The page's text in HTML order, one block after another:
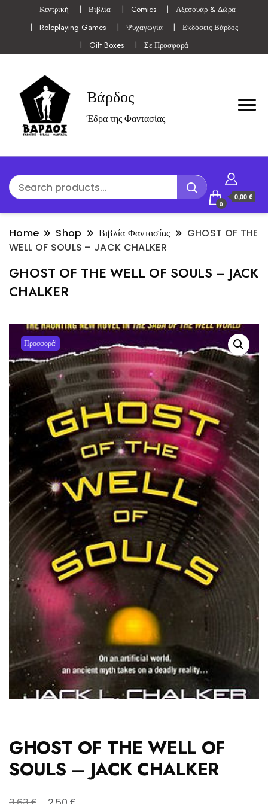
Κεντρική Βιβλία Comics
Αξεσουάρ & Δώρα
Roleplaying Games
Ψυχαγωγία
Εκδόσεις Βάρδος
Gift Boxes
Σε Προσφορά
Βάρδος
Έδρα της Φαντασίας
0
0,00 €
Home Shop Βιβλία Φαντασίας
GHOST OF THE
WELL OF SOULS – JACK CHALKER
GHOST OF THE WELL OF SOULS – JACK
CHALKER
Προσφορά!
GHOST OF THE WELL OF
SOULS – JACK CHALKER
OriginalΗ